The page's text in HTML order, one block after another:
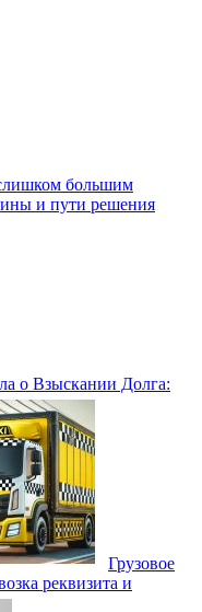
большим
и пути решения
о Взыскании Долга:
Грузовое
реквизита и